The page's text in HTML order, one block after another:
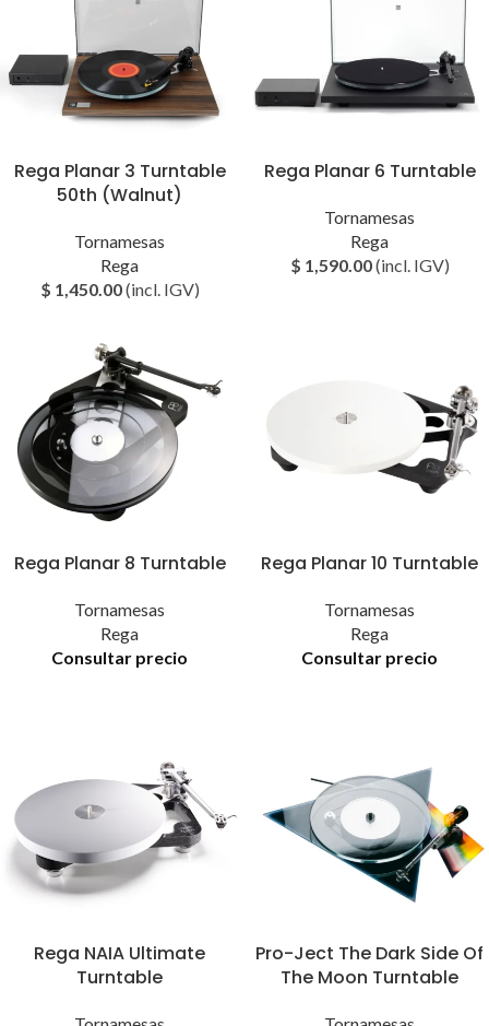
Rega Planar 3 Turntable
50th (Walnut)
Tornamesas
Rega
$ 1,450.00(incl. IGV)
Rega Planar 6 Turntable
Tornamesas
Rega
$ 1,590.00(incl. IGV)
Rega Planar 8 Turntable
Tornamesas
Rega
Consultar precio
Rega Planar 10 Turntable
Tornamesas
Rega
Consultar precio
Rega NAIA Ultimate
Turntable
Pro-Ject The Dark Side Of
The Moon Turntable